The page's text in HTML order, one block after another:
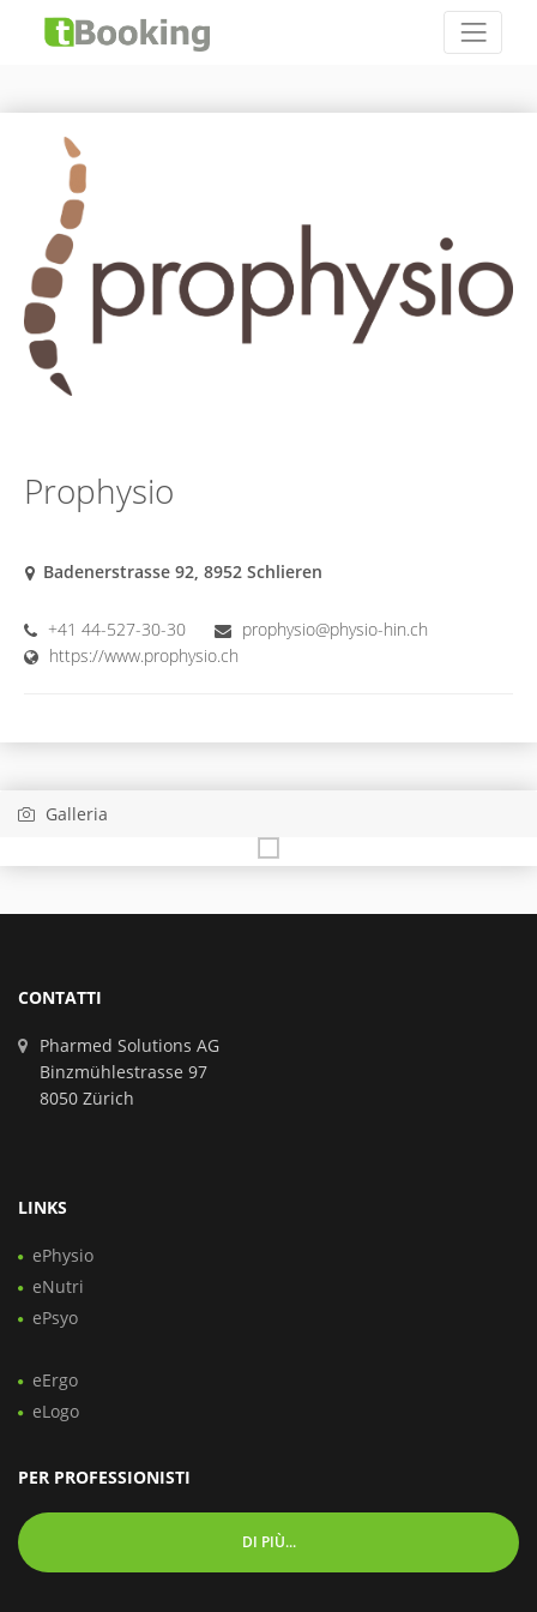
Prophysio
Badenerstrasse 92, 8952 Schlieren
+41 44-527-30-30
prophysio@physio-hin.ch
https://www.prophysio.ch
Galleria
CONTATTI
Pharmed Solutions AG
Binzmühlestrasse 97
8050 Zürich
LINKS
ePhysio
eNutri
ePsyo
eErgo
eLogo
PER PROFESSIONISTI
DI PIÙ...